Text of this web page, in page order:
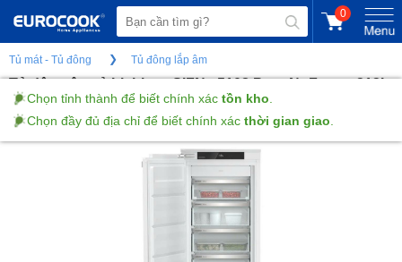
0
Chọn tỉnh thành để biết chính xác tồn kho
Chọn đầy đủ địa chỉ để biết chính xác thời gian giao
Tủ mát - Tủ đông Tủ đông lắp âm
Tủ đông âm tủ Liebherr SIFNe 5108 Pure NoFrost - 213L
(Gửi đánh giá)